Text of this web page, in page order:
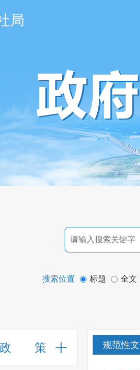
局
搜索位置 标题 全文
政 策 规范性